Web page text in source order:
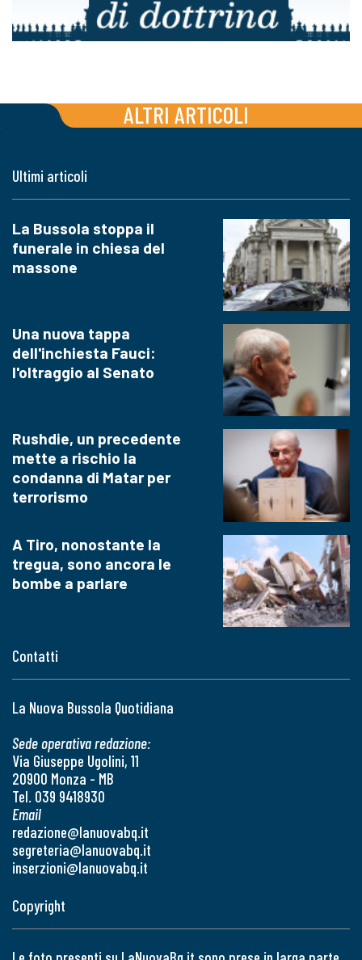
ALTRI ARTICOLI
Contatti
La Nuova Bussola Quotidiana
Sede operativa redazione:
Via Giuseppe Ugolini, 11
20900 Monza - MB
Tel. 039 9418930
Email
redazione@lanuovabq.it
segreteria@lanuovabq.it
inserzioni@lanuovabq.it
Ultimi articoli
La Bussola stoppa il
funerale in chiesa del
massone
Una nuova tappa
dell'inchiesta Fauci:
l'oltraggio al Senato
Rushdie, un precedente
mette a rischio la
condanna di Matar per
terrorismo
A Tiro, nonostante la
tregua, sono ancora le
bombe a parlare
Copyright